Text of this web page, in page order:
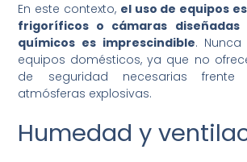
En este contexto, el uso de equipos
frigoríficos o cámaras diseñadas
químicos es imprescindible. Nunca
equipos domésticos, ya que no
de seguridad necesarias
atmósferas explosivas.
Humedad y